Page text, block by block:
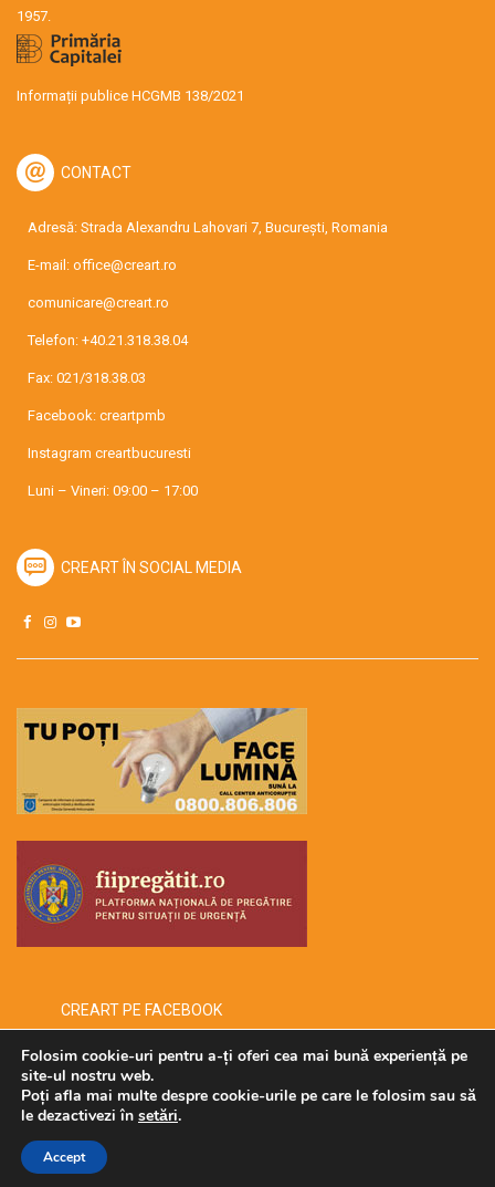
1957.
Informații publice HCGMB 138/2021
CONTACT
Adresă: Strada Alexandru Lahovari 7, București, Romania
E-mail: office@creart.ro
comunicare@creart.ro
Telefon: +40.21.318.38.04
Fax: 021/318.38.03
Facebook: creartpmb
Instagram creartbucuresti
Luni – Vineri: 09:00 – 17:00
CREART ÎN SOCIAL MEDIA
CREART PE FACEBOOK
Copyright © 2026 -creart-
Folosim cookie-uri pentru a-ți oferi cea mai bună experiență pe
site-ul nostru web.
Poți afla mai multe despre cookie-urile pe care le folosim sau să
le dezactivezi în setări.
Accept